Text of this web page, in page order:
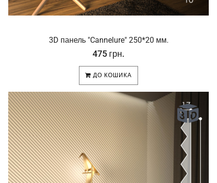
3D панель "Cannelure" 250*20 мм.
475 грн.
ДО КОШИКА